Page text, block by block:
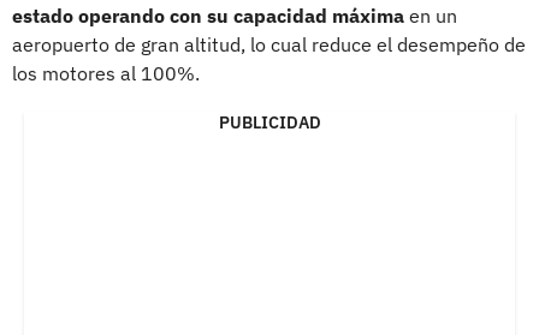
estado operando con su capacidad máxima en un
aeropuerto de gran altitud, lo cual reduce el desempeño de
los motores al 100%.
PUBLICIDAD